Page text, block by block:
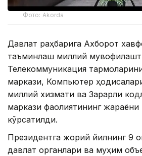
Фото: Akorda
Давлат раҳбарига Ахборот
таъминлаш миллий
Телекоммуникация
маркази, Компьютер
миллий хизмати ва Зарарли
маркази фаолиятининг
кўрсатилди.
Президентга жорий йилнинг 9
давлат органлари ва муҳим